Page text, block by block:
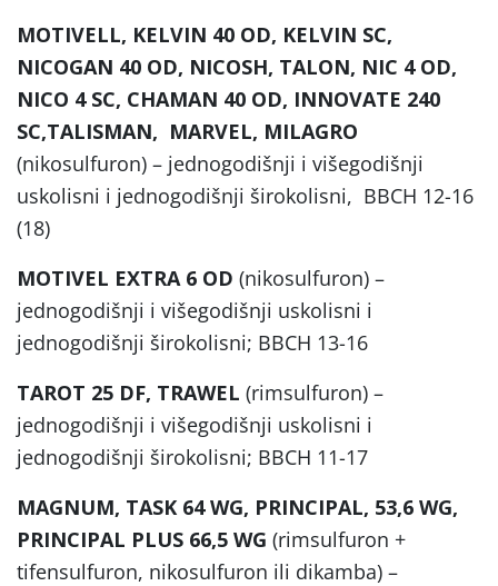
MOTIVELL, KELVIN 40 OD, KELVIN SC,
NICOGAN 40 OD, NICOSH, TALON, NIC 4 OD,
NICO 4 SC, CHAMAN 40 OD, INNOVATE 240
SC,TALISMAN, MARVEL, MILAGRO
(nikosulfuron) – jednogodišnji i višegodišnji
uskolisni i jednogodišnji širokolisni, BBCH 12-16
(18)
MOTIVEL EXTRA 6 OD (nikosulfuron) –
jednogodišnji i višegodišnji uskolisni i
jednogodišnji širokolisni; BBCH 13-16
TAROT 25 DF, TRAWEL (rimsulfuron) –
jednogodišnji i višegodišnji uskolisni i
jednogodišnji širokolisni; BBCH 11-17
MAGNUM, TASK 64 WG, PRINCIPAL, 53,6 WG,
PRINCIPAL PLUS 66,5 WG (rimsulfuron +
tifensulfuron, nikosulfuron ili dikamba) –